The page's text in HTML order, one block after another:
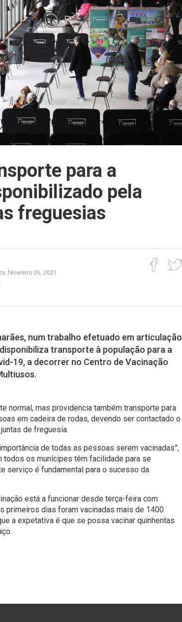
para a
pela
freguesias
fevereiro 26, 2021
num trabalho efetuado em articulação
transporte à população para a
19, a decorrer no Centro de Vacinação
normal, mas providencia também transporte para
em cadeira de rodas, devendo ser contactado o
de freguesia.
de todas as pessoas serem vacinadas”,
todos os munícipes têm facilidade para se
serviço é fundamental para o sucesso da
está a funcionar desde terça-feira com
primeiros dias foram vacinadas mais de 1400
a expetativa é que se possa vacinar quinhentas